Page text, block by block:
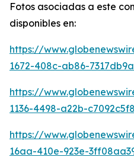
Fotos asociadas a este
disponibles en:
https://
1672-408c-ab86-
https://
1136-4498-a22b-
https://
16aa-410e-923e-